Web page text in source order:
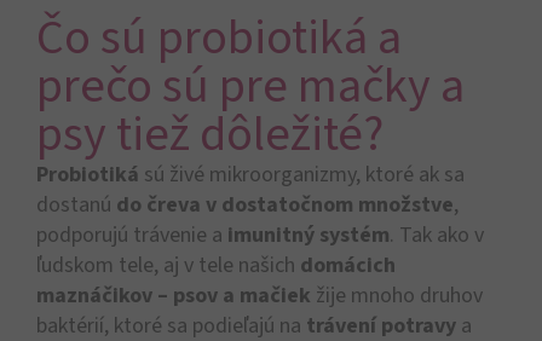
Čo sú probiotiká a
prečo sú pre mačky a
psy tiež dôležité?
Probiotiká sú živé mikroorganizmy, ktoré ak sa
dostanú do čreva v dostatočnom množstve,
podporujú trávenie a imunitný systém. Tak ako v
ľudskom tele, aj v tele našich domácich
maznáčikov – psov a mačiek žije mnoho druhov
baktérií, ktoré sa podieľajú na trávení potravy a